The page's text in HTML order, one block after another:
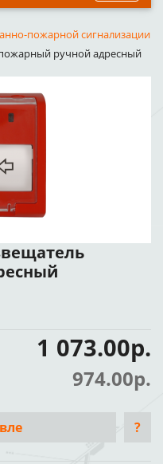
пожарной сигнализации
ручной адресный
1 073.00р.
974.00р.
?